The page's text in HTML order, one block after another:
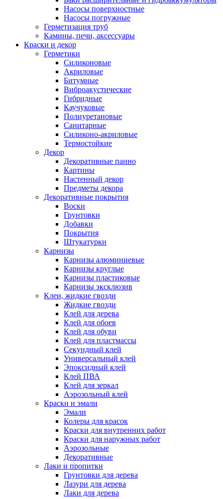
Насосы поверхностные
Насосы погружные
Герметизация труб
Камины, печи, аксессуары
Краски и декор
Герметики
Силиконовые
Акриловые
Битумные
Виброакустические
Гибридные
Каучуковые
Полиуретановые
Санитарные
Силиконо-акриловые
Термостойкие
Декор
Декоративные панно
Картины
Настенный декор
Предметы декора
Декоративные покрытия
Воски
Грунтовки
Добавки
Покрытия
Штукатурки
Карнизы
Карнизы алюминиевые
Карнизы круглые
Карнизы пластиковые
Карнизы эксклюзив
Клеи, жидкие гвозди
Жидкие гвозди
Клей для дерева
Клей для обоев
Клей для обуви
Клей для пластмассы
Секундный клей
Универсальный клей
Эпоксидный клей
Клей ПВА
Клей для зеркал
Аэрозольный клей
Краски и эмали
Эмали
Колеры для красок
Краски для внутренних работ
Краски для наружных работ
Аэрозольные
Декоративные
Лаки и пропитки
Грунтовки для дерева
Лазури для дерева
Лаки для дерева